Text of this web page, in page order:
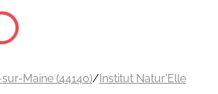
Maine (44140)/Institut Natur'Elle